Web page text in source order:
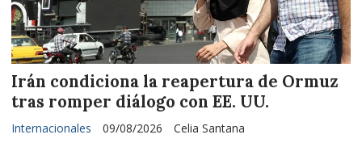
Irán condiciona la reapertura de Ormuz
tras romper diálogo con EE. UU.
Celia Santana
Internacionales 09/08/2026